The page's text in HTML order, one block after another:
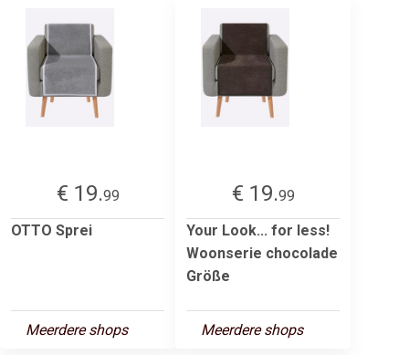
€ 19.99
OTTO Sprei
Meerdere shops
€ 19.99
Your Look... for less!
Woonserie chocolade
Größe
Meerdere shops